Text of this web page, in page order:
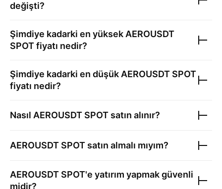
değişti?
Şimdiye kadarki en yüksek AEROUSDT
SPOTfiyatı nedir?
Şimdiye kadarki en düşük AEROUSDT SPOT
fiyatı nedir?
Nasıl AEROUSDT SPOT satın alınır?
AEROUSDT SPOT satın almalı mıyım?
AEROUSDT SPOT'e yatırım yapmak güvenli
midir?